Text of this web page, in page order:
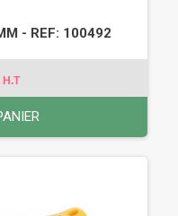
- REF: 100492
H.T